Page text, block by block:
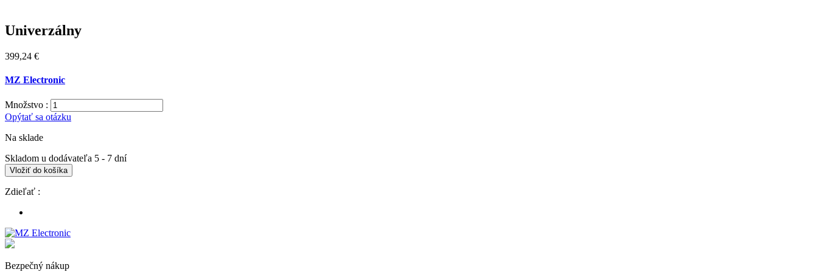
Univerzálny
399,24 €
MZ Electronic
Množstvo :
Opýtať sa otázku
Na sklade
Skladom u dodávateľa 5 - 7 dní
Vložiť do košíka
Zdieľať :
Bezpečný nákup